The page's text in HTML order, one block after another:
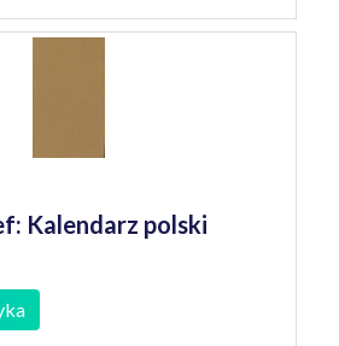
Kalendarz polski